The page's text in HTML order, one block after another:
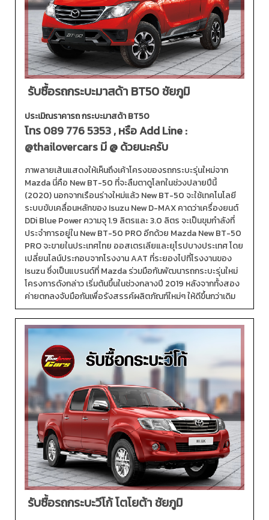
รับซื้อรถกระบะมาสด้า BT50 ชัยภูมิ
ประเมิณราคารถ กระบะมาสด้า BT50
โทร089 776 5353, หรือ Add Line :
@thailovercarsมี @ ด้วยนะครับ
ภาพลายเส้นแสดงให้เห็นถึงเค้าโครงของรถกระบะรุ่นใหม่จาก
Mazda นี่คือ New BT-50 ที่จะลืมตาดูโลกในช่วงปลายปีนี้
(2020) นอกจากเรือนร่างใหม่แล้ว New BT-50 จะใช้เทคโนโลยี
ระบบขับเคลื่อนหลักของ Isuzu New D-MAX คาดว่าเครื่องยนต์
DDi Blue Power ความจุ 1.9 ลิตรและ 3.0 ลิตร จะเป็นขุมกำลังที่
ประจำการอยู่ใน New BT-50 PRO อีกด้วย Mazda New BT-50
PRO จะขายในประเทศไทย ออสเตรเลียและยุโรปบางประเทศ โดย
เปลี่ยนไลน์ประกอบจากโรงงาน AAT ที่ระยองไปที่โรงงานของ
Isuzu ซึ่งเป็นแบรนด์ที่ Mazda ร่วมมือกันพัฒนารถกระบะรุ่นใหม่
โครงการดังกล่าว เริ่มต้นขึ้นในช่วงกลางปี 2019 หลังจากทั้งสอง
ค่ายตกลงจับมือกันเพื่อรังสรรค์ผลิตภัณฑ์ใหม่ๆ ให้ดีขึ้นกว่าเดิม
รับซื้อรถกระบะวีโก้ โตโยต้า ชัยภูมิ